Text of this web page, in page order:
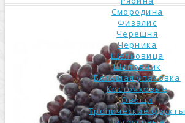
Смородина
Физалис
Черешня
Черника
Шелковица
Шиповник
Большая упаковка
Косточковые
Овощи
Тропические фрукты